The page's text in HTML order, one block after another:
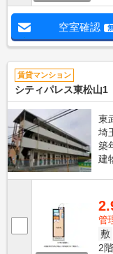
空室確認
賃貸マンション
シティパレス東松山1
東
埼
築
建
管
敷
2階